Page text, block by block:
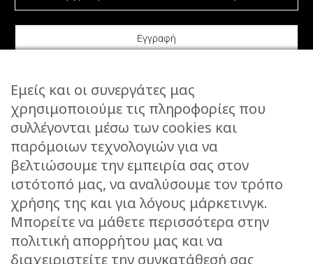
ΕΠΙΚΟΙΝΩΝΙΑ
STORIES
ΕΠΙΣΤΡΟΦΕΣ
ΤΡΟΠΟΙ ΑΠΟΣΤΟΛΗΣ
ΤΡΟΠΟΙ ΠΛΗΡΩΜΗΣ
ΠΡΟΣΤΑΣΙΑ ΔΕΔΟΜΕΝΩΝ
ΟΡΟΙ ΧΡΗΣΗΣ
Εμείς και οι συνεργάτες μας
χρησιμοποιούμε τις πληροφορίες που
συλλέγονται μέσω των cookies και
παρόμοιων τεχνολογιών για να
βελτιώσουμε την εμπειρία σας στον
ιστότοπό μας, να αναλύσουμε τον τρόπο
χρήσης της και για λόγους μάρκετινγκ.
Μπορείτε να μάθετε περισσότερα στην
πολιτική απορρήτου μας και να
διαχειριστείτε την συγκατάθεσή σας